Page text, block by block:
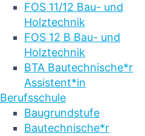
FOS 11/12 Bau- und
Holztechnik
FOS 12 B Bau- und
Holztechnik
BTA Bautechnische*r
Assistent*in
Berufsschule
Baugrundstufe
Bautechnische*r